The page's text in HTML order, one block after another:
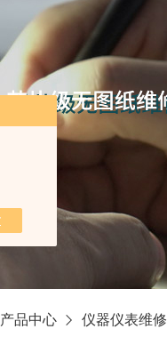
产品中心 仪器仪表维修